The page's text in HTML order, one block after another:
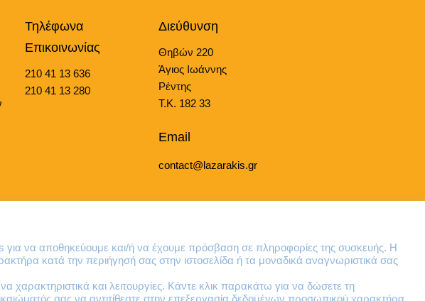
Τηλέφωνα
Επικοινωνίας
210 41 13 636
210 41 13 280
Διεύθυνση
Θηβών 220
Άγιος Ιωάννης
Ρέντης
Τ.Κ. 182 33
Email
contact@lazarakis.gr
για να αποθηκεύουμε και/ή να έχουμε πρόσβαση σε πληροφορίες της συσκευής. Η
κατά την περιήγησή σας στην ιστοσελίδα ή τα μοναδικά αναγνωριστικά σας
και λειτουργίες. Κάντε κλικ παρακάτω για να δώσετε τη